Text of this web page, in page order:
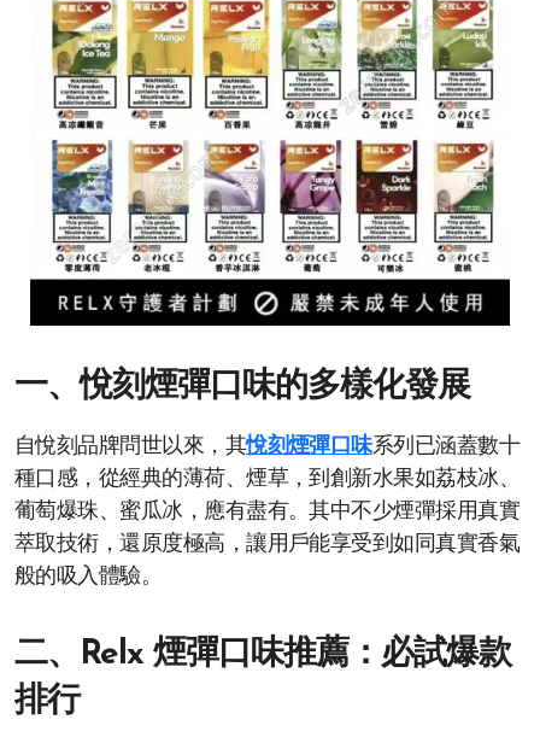
一、悅刻煙彈口味的多樣化發展
自悅刻品牌問世以來，其悅刻煙彈口味系列已涵蓋數十
種口感，從經典的薄荷、煙草，到創新水果如荔枝冰、
葡萄爆珠、蜜瓜冰，應有盡有。其中不少煙彈採用真實
萃取技術，還原度極高，讓用戶能享受到如同真實香氣
般的吸入體驗。
二、Relx 煙彈口味推薦：必試爆款
排行